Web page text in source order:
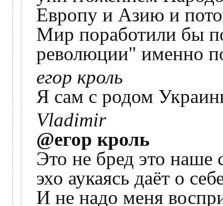
Европу и Азию и
Мир поработили бы
революции" именно
егор кроль
Я сам с родом
Vladimir
@егор кроль
Это не бред это наше
эхо аукаясь даёт о
И не надо меня